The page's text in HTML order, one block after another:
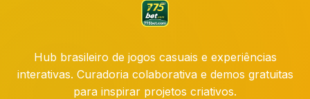
Hub brasileiro de jogos casuais e experiências
interativas. Curadoria colaborativa e demos gratuitas
para inspirar projetos criativos.